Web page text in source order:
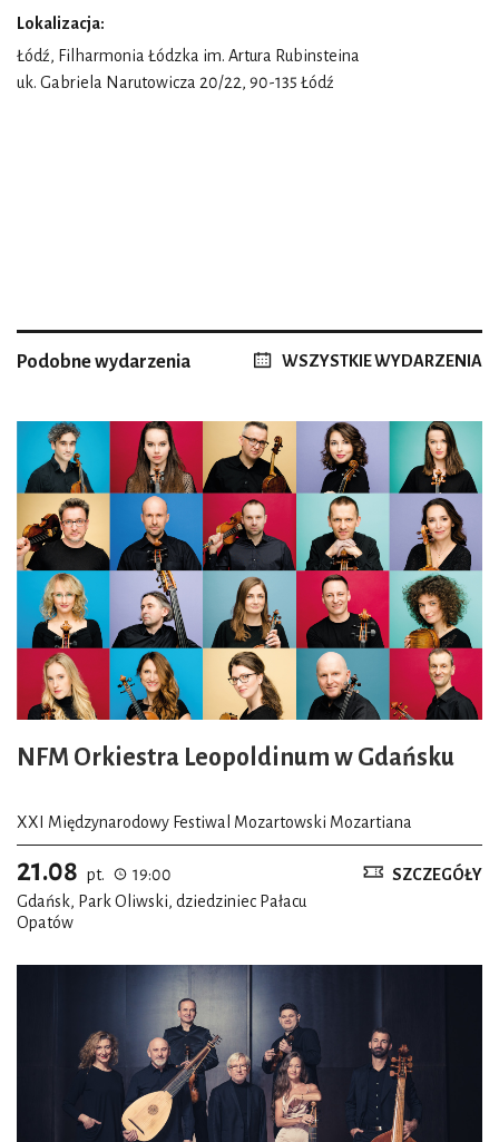
Lokalizacja:
Łódź, Filharmonia Łódzka im. Artura Rubinsteina
uk. Gabriela Narutowicza 20/22, 90-135 Łódź
Podobne wydarzenia WSZYSTKIE WYDARZENIA
NFM Orkiestra Leopoldinum w Gdańsku
XXI Międzynarodowy Festiwal Mozartowski Mozartiana
21.08 pt.
19:00
Gdańsk, Park Oliwski, dziedziniec Pałacu
Opatów
SZCZEGÓŁY